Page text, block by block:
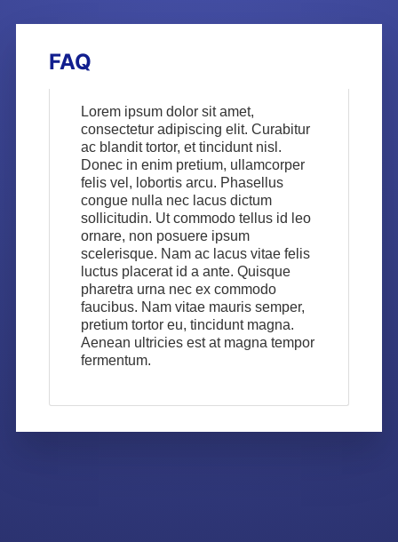
FAQ
Lorem ipsum dolor sit amet,
consectetur adipiscing elit. Curabitur
ac blandit tortor, et tincidunt nisl.
Donec in enim pretium, ullamcorper
felis vel, lobortis arcu. Phasellus
congue nulla nec lacus dictum
sollicitudin. Ut commodo tellus id leo
ornare, non posuere ipsum
scelerisque. Nam ac lacus vitae felis
luctus placerat id a ante. Quisque
pharetra urna nec ex commodo
faucibus. Nam vitae mauris semper,
pretium tortor eu, tincidunt magna.
Aenean ultricies est at magna tempor
fermentum.